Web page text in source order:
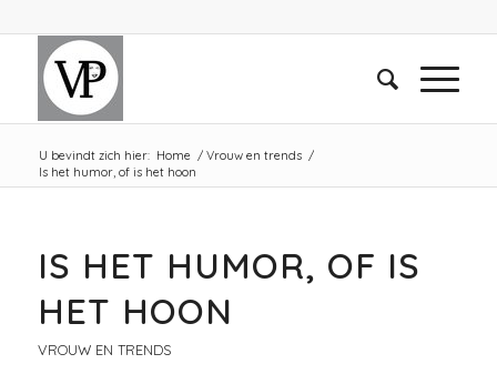
U bevindt zich hier: Home / Vrouw en trends /
Is het humor, of is het hoon
IS HET HUMOR, OF IS
HET HOON
VROUW EN TRENDS